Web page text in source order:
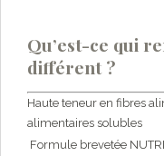
Qu’est-ce qui
différent ?
Haute teneur en fibres
alimentaires solubles
Formule brevetée